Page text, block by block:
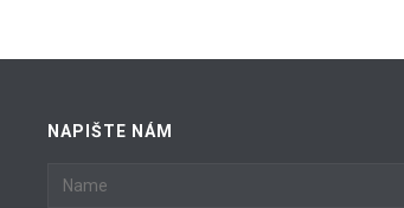
NAPIŠTE NÁM